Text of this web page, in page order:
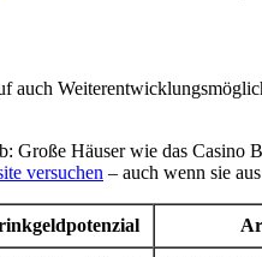
auch
Große Häuser wie das
versuchen – auch wenn sie